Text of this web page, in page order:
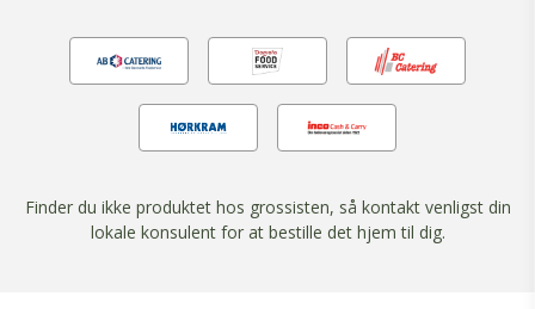
Finder du ikke produktet hos grossisten, så kontakt venligst din
lokale konsulent for at bestille det hjem til dig.